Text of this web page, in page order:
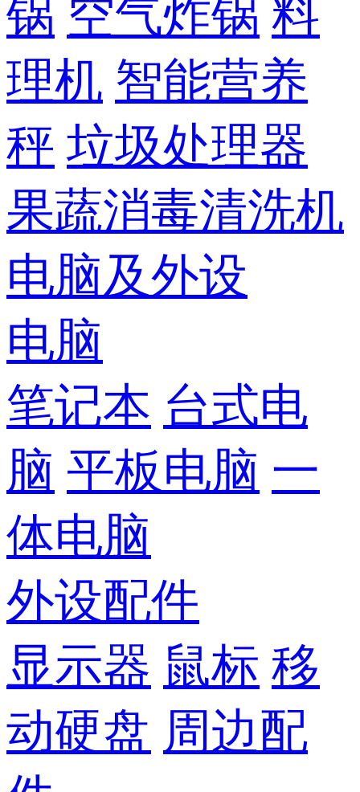
锅 空气炸锅 料
理机 智能营养
秤 垃圾处理器
果蔬消毒清洗机
电脑及外设
电脑
笔记本 台式电
脑 平板电脑 一
体电脑
外设配件
显示器 鼠标 移
动硬盘 周边配